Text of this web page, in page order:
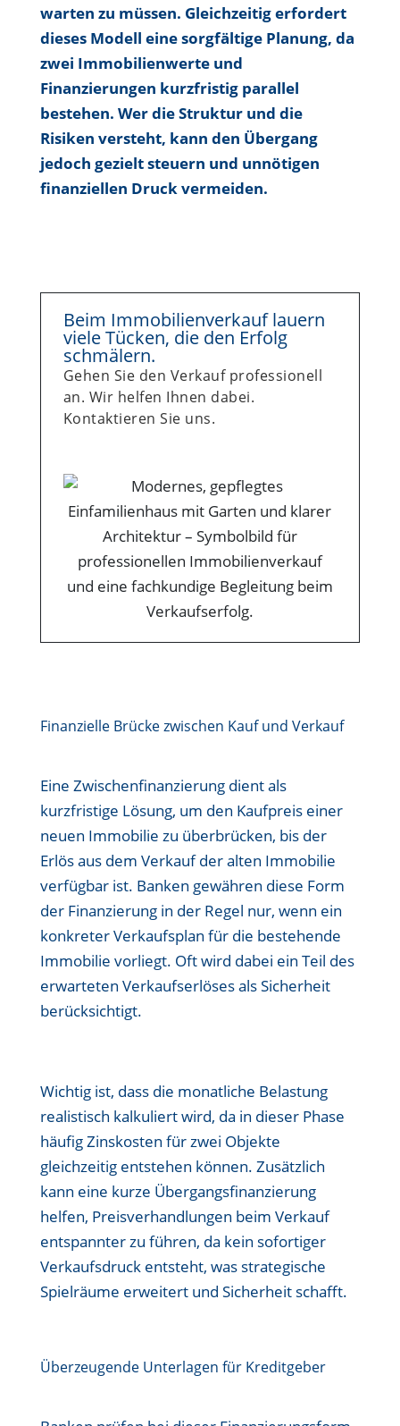
warten zu müssen. Gleichzeitig erfordert
dieses Modell eine sorgfältige Planung, da
zwei Immobilienwerte und
Finanzierungen kurzfristig parallel
bestehen. Wer die Struktur und die
Risiken versteht, kann den Übergang
jedoch gezielt steuern und unnötigen
finanziellen Druck vermeiden.
Beim Immobilienverkauf lauern
viele Tücken, die den Erfolg
schmälern.
Gehen Sie den Verkauf professionell
an. Wir helfen Ihnen dabei.
Kontaktieren Sie uns.
Finanzielle Brücke zwischen Kauf und Verkauf
Eine Zwischenfinanzierung dient als
kurzfristige Lösung, um den Kaufpreis einer
neuen Immobilie zu überbrücken, bis der
Erlös aus dem Verkauf der alten Immobilie
verfügbar ist. Banken gewähren diese Form
der Finanzierung in der Regel nur, wenn ein
konkreter Verkaufsplan für die bestehende
Immobilie vorliegt. Oft wird dabei ein Teil des
erwarteten Verkaufserlöses als Sicherheit
berücksichtigt.
Wichtig ist, dass die monatliche Belastung
realistisch kalkuliert wird, da in dieser Phase
häufig Zinskosten für zwei Objekte
gleichzeitig entstehen können. Zusätzlich
kann eine kurze Übergangsfinanzierung
helfen, Preisverhandlungen beim Verkauf
entspannter zu führen, da kein sofortiger
Verkaufsdruck entsteht, was strategische
Spielräume erweitert und Sicherheit schafft.
Überzeugende Unterlagen für Kreditgeber